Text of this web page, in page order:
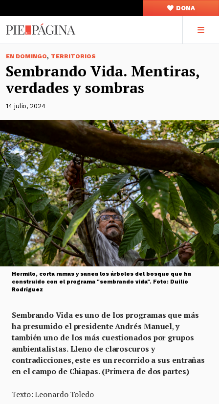
DONA
EN DOMINGO, TERRITORIOS
Sembrando Vida. Mentiras,
verdades y sombras
14 julio, 2024
Hermilo, corta ramas y sanea los árboles del bosque que ha
construido con el programa "sembrando vida". Foto: Duilio
Rodríguez
Sembrando Vida es uno de los programas que más
ha presumido el presidente Andrés Manuel,y
también uno de los más cuestionados por grupos
ambientalistas. Lleno de claroscuros y
contradicciones, este es un recorrido a sus entrañas
en el campo de Chiapas. (Primera de dos partes)
Texto: Leonardo Toledo